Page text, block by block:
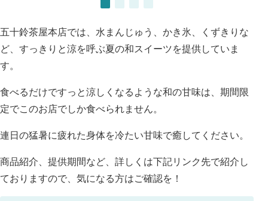
五十鈴茶屋本店では、水まんじゅう、かき氷、くずきりな
ど、すっきりと涼を呼ぶ夏の和スイーツを提供していま
す。
食べるだけですっと涼しくなるような和の甘味は、期間限
定でこのお店でしか食べられません。
連日の猛暑に疲れた身体を冷たい甘味で癒してください。
商品紹介、提供期間など、詳しくは下記リンク先で紹介し
ておりますので、気になる方はご確認を！